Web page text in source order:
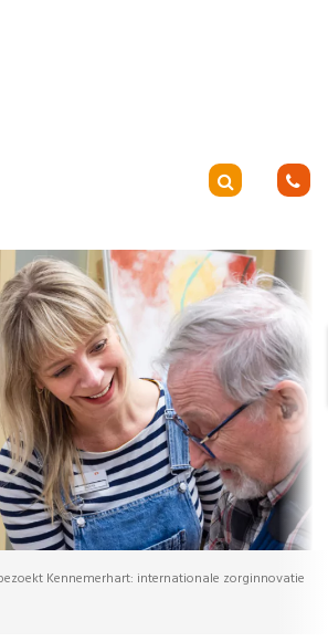
Kennemerhart: internationale zorginnovatie